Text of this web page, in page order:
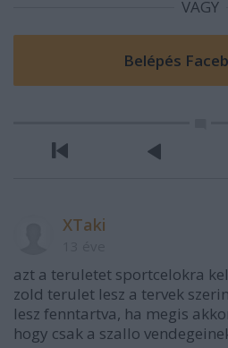
VAGY
XTaki
azt a teruletet sportcelokra
zold terulet lesz a tervek
lesz fenntartva, ha megis
hogy csak a szallo